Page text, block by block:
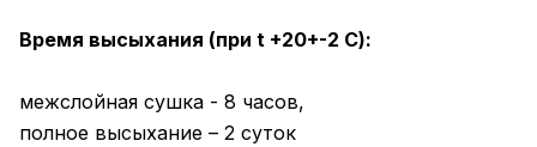
Время высыхания (при t +20+-2 C):
межслойная сушка - 8 часов,
полное высыхание – 2 суток